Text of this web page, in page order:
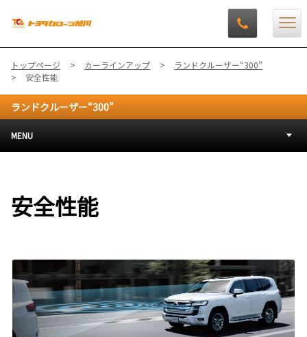
トップページ カーラインアップ
ランドクルーザー“300”
安全性能
ランドクルーザー“300”
MENU
安全性能